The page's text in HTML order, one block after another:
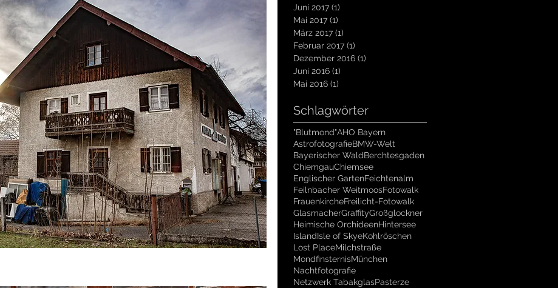
Juni 2017 (1)
Mai 2017 (1)
März 2017 (1)
Februar 2017 (1)
Dezember 2016 (1)
Juni 2016 (1)
Mai 2016 (1)
Schlagwörter
"Blutmond"AHO Bayern
AstrofotografieBMW-Welt
Bayerischer WaldBerchtesgaden
ChiemgauChiemsee
Englischer GartenFeichtenalm
Feilnbacher WeitmoosFotowalk
FrauenkircheFreilicht-Fotowalk
GlasmacherGraffityGroßglockner
Heimische OrchideenHintersee
IslandIsle of SkyeKohlröschen
Lost PlaceMilchstraße
MondfinsternisMünchen
Nachtfotografie
Netzwerk TabakglasPasterze